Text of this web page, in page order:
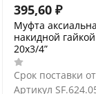
395,60 ₽
Муфта
накидной
20x3/4”
Срок поставки
Артикул